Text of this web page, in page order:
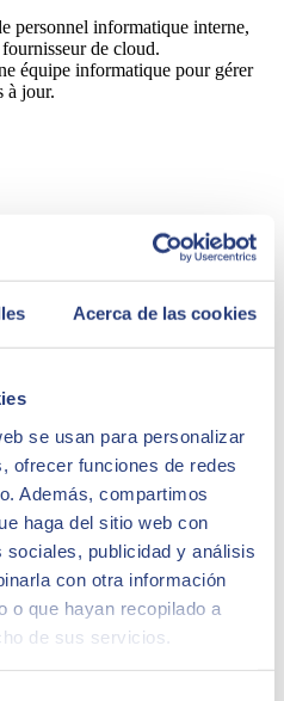
Acerca de las cookies
se usan para personalizar
ofrecer funciones de redes
Además, compartimos
haga del sitio web con
publicidad y análisis
con otra información
o que hayan recopilado a
de sus servicios.
personnel informatique interne,
de cloud.
équipe informatique pour gérer
à jour.
affaires
une relation de confiance
la politique de sécurité qu'il
à maintenir la continuité du
a un plus grand contrôle sur
de la plateforme, mais elle assume
En cas de